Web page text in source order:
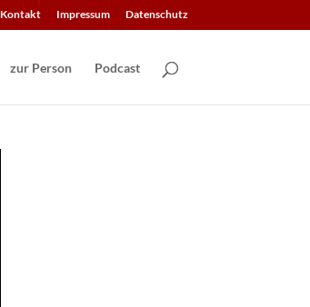
Kontakt Impressum Datenschutz
zur Person Podcast